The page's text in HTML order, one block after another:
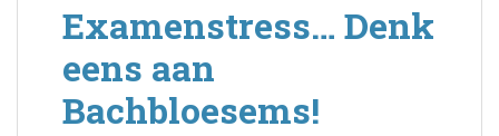
Examenstress… Denk
eens aan
Bachbloesems!